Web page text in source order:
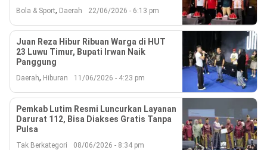
©
Copyright
2026
Respublica
All
Right
Reserved
Bola & Sport, Daerah 22/06/2026 - 6:13 pm
Juan Reza Hibur Ribuan Warga di HUT
23 Luwu Timur, Bupati Irwan Naik
Panggung
Daerah, Hiburan 11/06/2026 - 4:23 pm
Pemkab Lutim Resmi Luncurkan Layanan
Darurat 112, Bisa Diakses Gratis Tanpa
Pulsa
Tak Berkategori 08/06/2026 - 8:34 pm